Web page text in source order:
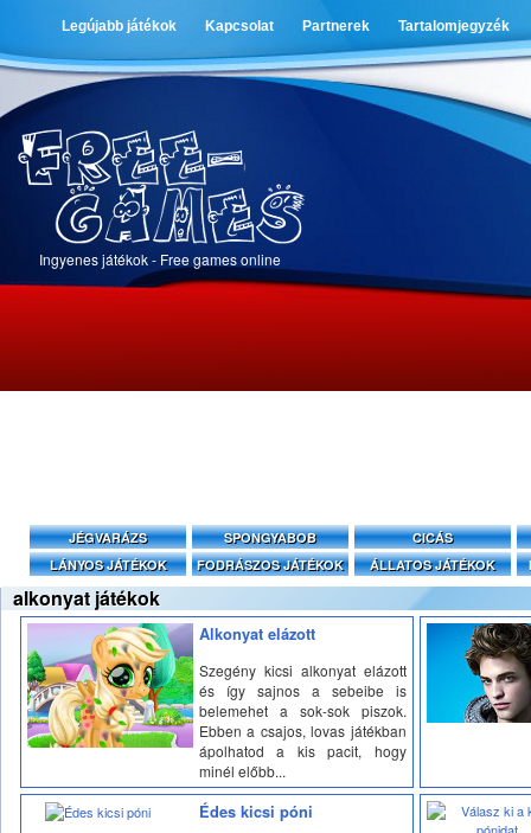
Legújabb játékok Kapcsolat Partnerek Tartalomjegyzék
Ingyenes játékok - Free games online
JÉGVARÁZS SPONGYABOB
CICÁS
LÁNYOS JÁTÉKOK
FODRÁSZOS JÁTÉKOK ÁLLATOS JÁTÉKOK
alkonyat játékok
Alkonyat elázott
Szegény kicsi alkonyat elázott
és így sajnos a sebeibe is
belemehet a sok-sok piszok.
Ebben a csajos, lovas játékban
ápolhatod a kis pacit, hogy
minél előbb...
Édes kicsi póni